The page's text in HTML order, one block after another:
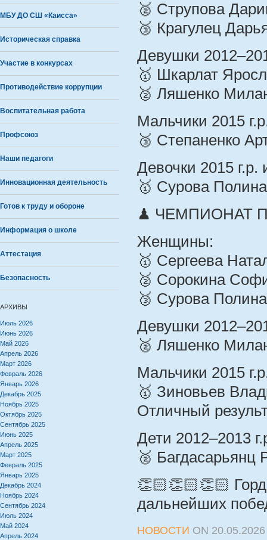
МБУ ДО СШ «Каисса»
Историческая справка
Участие в конкурсах
Противодействие коррупции
Воспитательная работа
Профсоюз
Наши педагоги
Инновационная деятельность
Готов к труду и обороне
Информация о школе
Аттестация
Безопасность
АРХИВЫ
Июль 2026
Июнь 2026
Май 2026
Апрель 2026
Март 2026
Февраль 2026
Январь 2026
Декабрь 2025
Ноябрь 2025
Октябрь 2025
Сентябрь 2025
Июнь 2025
Апрель 2025
Март 2025
Февраль 2025
Январь 2025
Декабрь 2024
Ноябрь 2024
Сентябрь 2024
Июль 2024
Май 2024
Апрель 2024
🥈 Струпова
🥉 Крагулец
Девушки
🥇 Шкарлат
🥈 Ляшенко
Мальчики 2015
🥉 Степаненко
Девочки 2015
🥇 Сурова Полина
♟ ЧЕМПИОНАТ
Женщины:
🥇 Сергеева
🥈 Сорокина
🥉 Сурова Полина
Девушки
🥈 Ляшенко
Мальчики 2015
🥇 Зиновьев
Отличный
Дети 2012–2013
🥈 Багдасарьянц
👏🏻👏🏻👏🏻
дальнейших
НОВОСТИ ON 20.05.2026